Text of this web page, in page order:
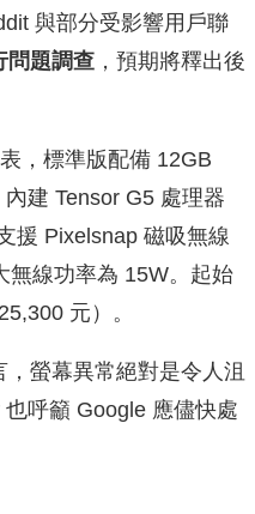
與部分受影響用戶聯
問題調查 ，預期將釋出後
，標準版配備 12GB
建 Tensor G5 處理器
援 Pixelsnap 磁吸無線
無線功率為 15W。起始
元）。
螢幕異常絕對是令人沮
呼籲 Google 應儘快處